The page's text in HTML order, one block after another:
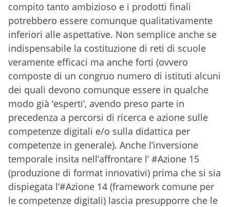
compito tanto ambizioso e i prodotti finali
potrebbero essere comunque qualitativamente
inferiori alle aspettative. Non semplice anche se
indispensabile la costituzione di reti di scuole
veramente efficaci ma anche forti (ovvero
composte di un congruo numero di istituti alcuni
dei quali devono comunque essere in qualche
modo già ‘esperti’, avendo preso parte in
precedenza a percorsi di ricerca e azione sulle
competenze digitali e/o sulla didattica per
competenze in generale). Anche l’inversione
temporale insita nell’affrontare l’ #Azione 15
(produzione di format innovativi) prima che si sia
dispiegata l’#Azione 14 (framework comune per
le competenze digitali) lascia presupporre che le